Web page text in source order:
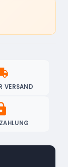
VERSAND